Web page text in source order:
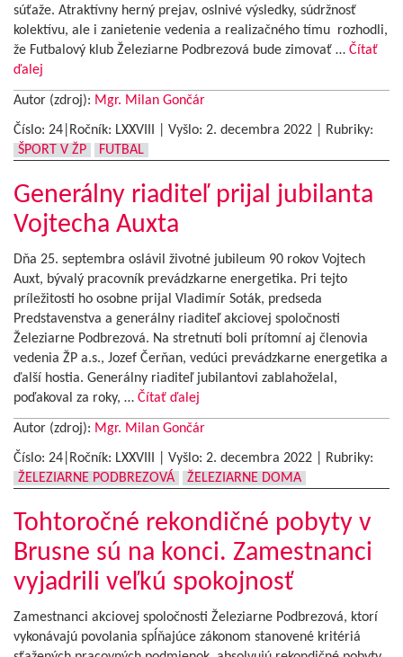
súťaže. Atraktívny herný prejav, oslnivé výsledky, súdržnosť
kolektívu, ale i zanietenie vedenia a realizačného tímu rozhodli,
že Futbalový klub Železiarne Podbrezová bude zimovať … Čítať
ďalej
Autor (zdroj): Mgr. Milan Gončár
Číslo: 24|Ročník: LXXVIII | Vyšlo: 2. decembra 2022
Rubriky:
ŠPORT V ŽP
FUTBAL
Generálny riaditeľ prijal jubilanta
Vojtecha Auxta
Dňa 25. septembra oslávil životné jubileum 90 rokov Vojtech
Auxt, bývalý pracovník prevádzkarne energetika. Pri tejto
príležitosti ho osobne prijal Vladimír Soták, predseda
Predstavenstva a generálny riaditeľ akciovej spoločnosti
Železiarne Podbrezová. Na stretnutí boli prítomní aj členovia
vedenia ŽP a.s., Jozef Čerňan, vedúci prevádzkarne energetika a
ďalší hostia. Generálny riaditeľ jubilantovi zablahoželal,
poďakoval za roky, … Čítať ďalej
Autor (zdroj): Mgr. Milan Gončár
Číslo: 24|Ročník: LXXVIII | Vyšlo: 2. decembra 2022
Rubriky:
ŽELEZIARNE PODBREZOVÁ
ŽELEZIARNE DOMA
Tohtoročné rekondičné pobyty v
Brusne sú na konci. Zamestnanci
vyjadrili veľkú spokojnosť
Zamestnanci akciovej spoločnosti Železiarne Podbrezová, ktorí
vykonávajú povolania spĺňajúce zákonom stanovené kritériá